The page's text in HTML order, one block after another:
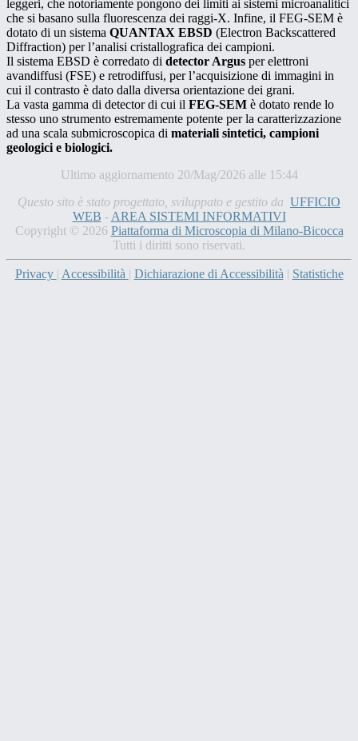
leggeri, che notoriamente pongono dei limiti ai sistemi microanalitici
che si basano sulla fluorescenza dei raggi-X. Infine, il FEG-SEM è
dotato di un sistema QUANTAX EBSD (Electron Backscattered
Diffraction) per l’analisi cristallografica dei campioni.
Il sistema EBSD è corredato di detector Argus per elettroni
avandiffusi (FSE) e retrodiffusi, per l’acquisizione di immagini in
cui il contrasto è dato dalla diversa orientazione dei grani.
La vasta gamma di detector di cui il FEG-SEM è dotato rende lo
stesso uno strumento estremamente potente per la caratterizzazione
ad una scala submicroscopica di materiali sintetici, campioni
geologici e biologici.
Ultimo aggiornamento 20/Mag/2026 alle 15:44
Questo sito è stato progettato, sviluppato e gestito da UFFICIO
WEB - AREA SISTEMI INFORMATIVI
Copyright © 2026 Piattaforma di Microscopia di Milano-Bicocca
Tutti i diritti sono riservati.
Privacy | Accessibilità | Dichiarazione di Accessibilità | Statistiche